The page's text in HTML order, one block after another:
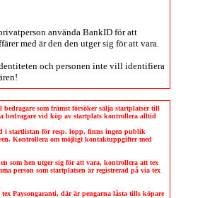
använda BankID för att
med är den den utger sig för att vara.
och personen inte vill identifiera
som främst försöker sälja startplatser till
bedragare vid köp av startplats kontrollera alltid
i startlistan för resp. lopp, finns ingen publik
Kontrollera om möjligt kontaktuppgifter med
som hen utger sig för att vara, kontrollera att tex
person som startplatsen är registrerad på via tex
Paysongaranti, där är pengarna låsta tills köpare